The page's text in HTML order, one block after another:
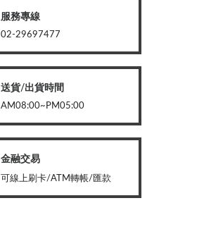
服務專線
02-29697477
送貨/出貨時間
AM08:00~PM05:00
金融交易
可線上刷卡/ATM轉帳/匯款